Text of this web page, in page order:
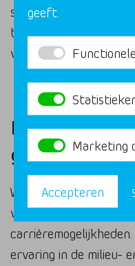
samenwerking tussen
biedt een bredere kijk
vraagstukken.
Hoe
Wij begrijpen dat de
vragen oproept over
ervaring in de milieu-
geeft.
Marketing
Accepteren